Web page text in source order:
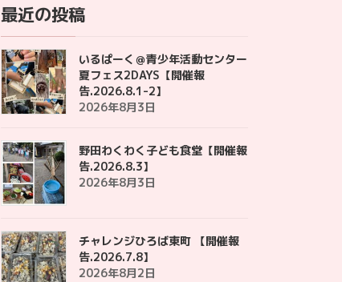
最近の投稿
いるぱーく＠青少年活動センター
夏フェス2DAYS【開催報
告.2026.8.1-2】
2026年8月3日
野田わくわく子ども食堂【開催報
告.2026.8.3】
2026年8月3日
チャレンジひろば東町 【開催報
告.2026.7.8】
2026年8月2日